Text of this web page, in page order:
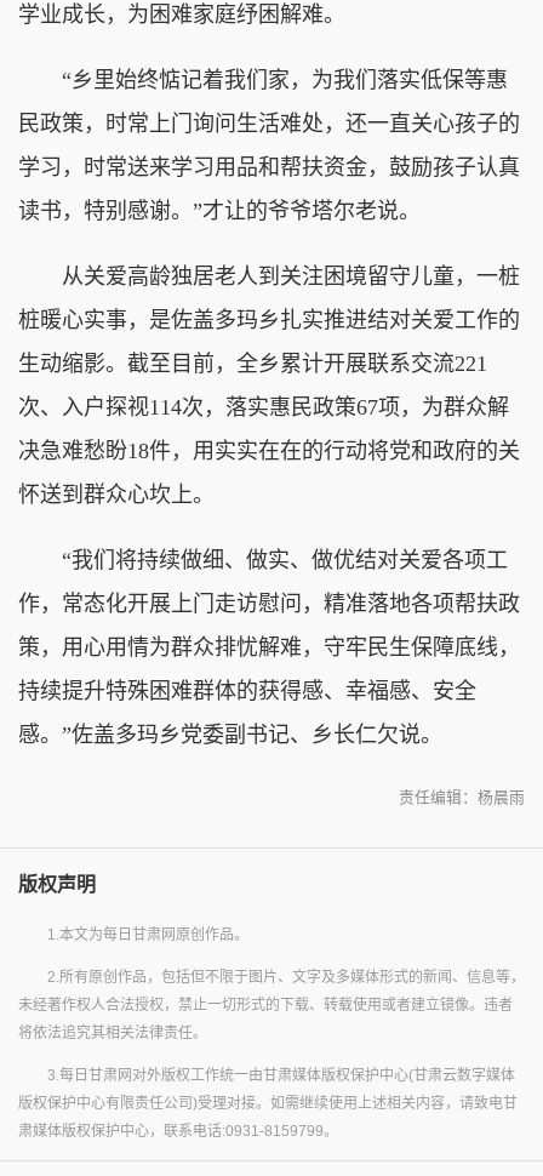
学业成长，为困难家庭纾困解难。
“乡里始终惦记着我们家，为我们落实低保等惠
民政策，时常上门询问生活难处，还一直关心孩子的
学习，时常送来学习用品和帮扶资金，鼓励孩子认真
读书，特别感谢。”才让的爷爷塔尔老说。
从关爱高龄独居老人到关注困境留守儿童，一桩
桩暖心实事，是佐盖多玛乡扎实推进结对关爱工作的
生动缩影。截至目前，全乡累计开展联系交流221
次、入户探视114次，落实惠民政策67项，为群众解
决急难愁盼18件，用实实在在的行动将党和政府的关
怀送到群众心坎上。
“我们将持续做细、做实、做优结对关爱各项工
作，常态化开展上门走访慰问，精准落地各项帮扶政
策，用心用情为群众排忧解难，守牢民生保障底线，
持续提升特殊困难群体的获得感、幸福感、安全
感。”佐盖多玛乡党委副书记、乡长仁欠说。
责任编辑：杨晨雨
版权声明
1.本文为每日甘肃网原创作品。
2.所有原创作品，包括但不限于图片、文字及多媒体形式的新闻、信息等，
未经著作权人合法授权，禁止一切形式的下载、转载使用或者建立镜像。违者
将依法追究其相关法律责任。
3.每日甘肃网对外版权工作统一由甘肃媒体版权保护中心(甘肃云数字媒体
版权保护中心有限责任公司)受理对接。如需继续使用上述相关内容，请致电甘
肃媒体版权保护中心，联系电话:0931-8159799。